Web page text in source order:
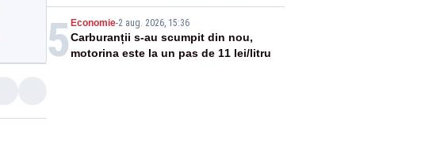
5 Economie-2 aug. 2026, 15:36
Carburanții s-au scumpit din nou,
motorina este la un pas de 11 lei/litru